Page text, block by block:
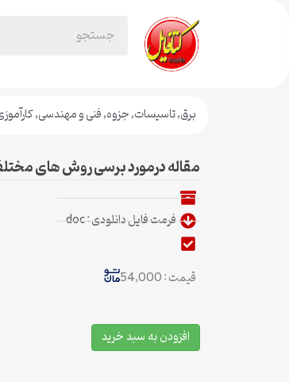
برق,تاسیسات,جزوه,فنی و مهندسی,
مقاله درمورد برسی روش های
فرمت فایل دانلودی : doc
قیمت : 54,000
افزودن به سبد خرید